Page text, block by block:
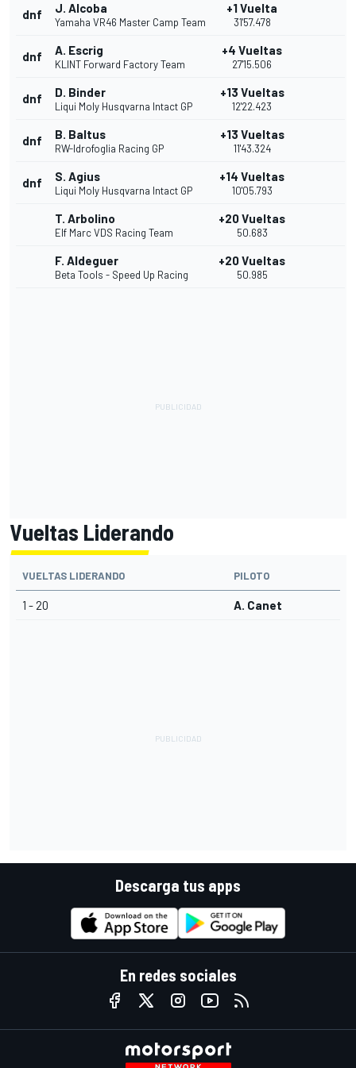
dnf J. Alcoba
Yamaha VR46 Master Camp Team
+1 Vuelta
31'57.478
dnf A. Escrig
KLINT Forward Factory Team
+4 Vueltas
27'15.506
dnf D. Binder
Liqui Moly Husqvarna Intact GP
+13 Vueltas
12'22.423
dnf B. Baltus
RW-Idrofoglia Racing GP
+13 Vueltas
11'43.324
dnf S. Agius
Liqui Moly Husqvarna Intact GP
+14 Vueltas
10'05.793
T. Arbolino
Elf Marc VDS Racing Team
+20 Vueltas
50.683
F. Aldeguer
Beta Tools - Speed Up Racing
+20 Vueltas
50.985
Vueltas Liderando
VUELTAS LIDERANDO PILOTO
1 - 20 A. Canet
Descarga tus apps
En redes sociales